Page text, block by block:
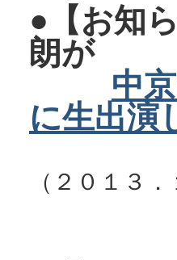
●【お知
朗が
中
に生出演
（２０１３．